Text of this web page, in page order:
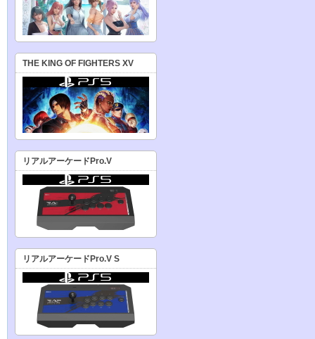
THE KING OF FIGHTERS XV
リアルアーケードPro.V
リアルアーケードPro.V S